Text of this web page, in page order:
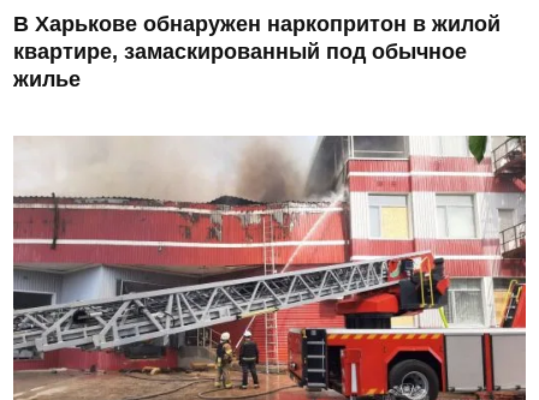
В Харькове обнаружен наркопритон в жилой
квартире, замаскированный под обычное
жилье